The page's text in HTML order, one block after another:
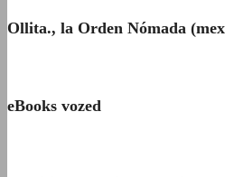
Ollita., la Orden Nómada
eBooks vozed